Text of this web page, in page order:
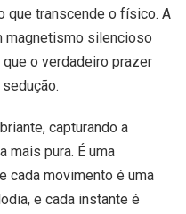
que transcende o físico. A
magnetismo silencioso
o verdadeiro prazer
capturando a
mais pura. É uma
cada movimento é uma
e cada instante é